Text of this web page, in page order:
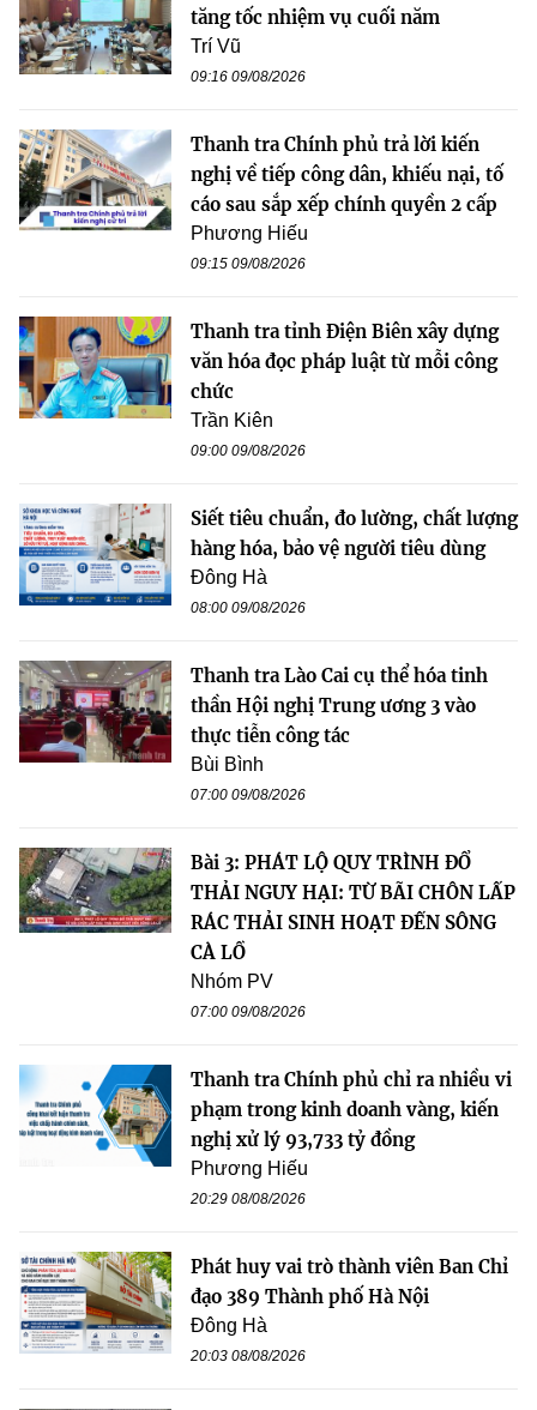
tăng tốc nhiệm vụ cuối năm
Trí Vũ
09:16 09/08/2026
Thanh tra Chính phủ trả lời kiến
nghị về tiếp công dân, khiếu nại, tố
cáo sau sắp xếp chính quyền 2 cấp
Phương Hiếu
09:15 09/08/2026
Thanh tra tỉnh Điện Biên xây dựng
văn hóa đọc pháp luật từ mỗi công
chức
Trần Kiên
09:00 09/08/2026
Siết tiêu chuẩn, đo lường, chất lượng
hàng hóa, bảo vệ người tiêu dùng
Đông Hà
08:00 09/08/2026
Thanh tra Lào Cai cụ thể hóa tinh
thần Hội nghị Trung ương 3 vào
thực tiễn công tác
Bùi Bình
07:00 09/08/2026
Bài 3: PHÁT LỘ QUY TRÌNH ĐỔ
THẢI NGUY HẠI: TỪ BÃI CHÔN LẤP
RÁC THẢI SINH HOẠT ĐẾN SÔNG
CÀ LỒ
Nhóm PV
07:00 09/08/2026
Thanh tra Chính phủ chỉ ra nhiều vi
phạm trong kinh doanh vàng, kiến
nghị xử lý 93,733 tỷ đồng
Phương Hiếu
20:29 08/08/2026
Phát huy vai trò thành viên Ban Chỉ
đạo 389 Thành phố Hà Nội
Đông Hà
20:03 08/08/2026